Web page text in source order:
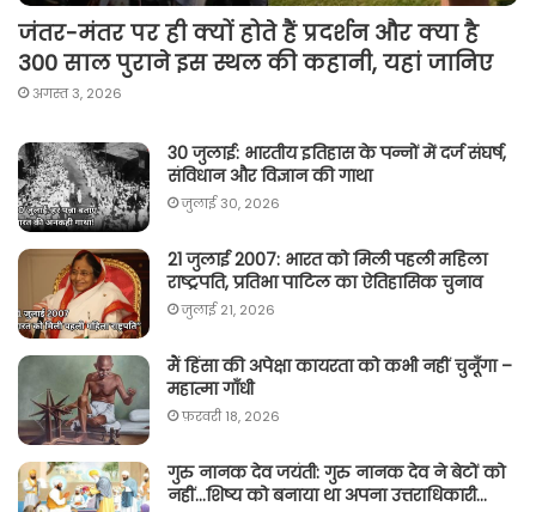
जंतर-मंतर पर ही क्यों होते हैं प्रदर्शन और क्या है
300 साल पुराने इस स्थल की कहानी, यहां जानिए
अगस्त 3, 2026
30 जुलाई: भारतीय इतिहास के पन्नों में दर्ज संघर्ष,
संविधान और विज्ञान की गाथा
जुलाई 30, 2026
21 जुलाई 2007: भारत को मिली पहली महिला
राष्ट्रपति, प्रतिभा पाटिल का ऐतिहासिक चुनाव
जुलाई 21, 2026
मैं हिंसा की अपेक्षा कायरता को कभी नहीं चुनूँगा –
महात्मा गाँधी
फ़रवरी 18, 2026
गुरु नानक देव जयंती: गुरु नानक देव ने बेटों को
नहीं…शिष्य को बनाया था अपना उत्तराधिकारी…